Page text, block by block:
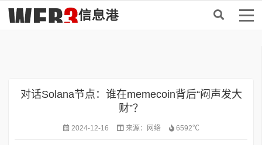
首页 > DePIN
对话Solana节点：谁在memecoin背后“闷声发大
财”？
2024-12-16 来源： 网络 6592℃